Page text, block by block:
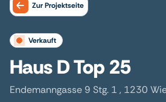
Zur Projektseite
verkauft
Haus D Top 25
Endemanngasse 9 Stg. 1 , 1230